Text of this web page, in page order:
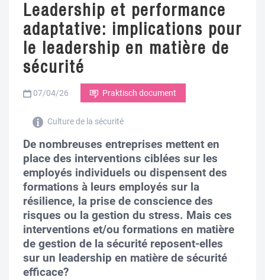
Leadership et performance
adaptative: implications pour
le leadership en matière de
sécurité
07/04/26 Praktisch document
Culture de la sécurité
De nombreuses entreprises mettent en
place des interventions ciblées sur les
employés individuels ou dispensent des
formations à leurs employés sur la
résilience, la prise de conscience des
risques ou la gestion du stress. Mais ces
interventions et/ou formations en matière
de gestion de la sécurité reposent-elles
sur un leadership en matière de sécurité
efficace?